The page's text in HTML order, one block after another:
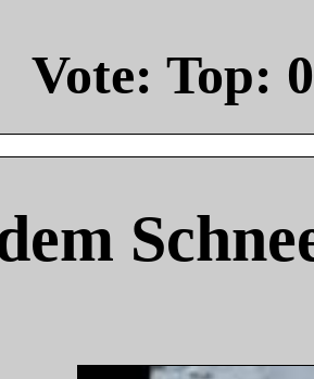
Vote: Top: 0